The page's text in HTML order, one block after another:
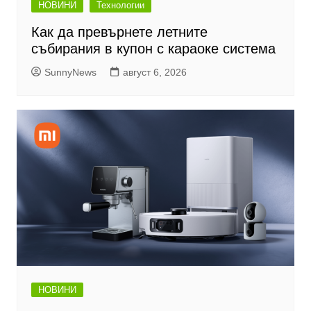
НОВИНИ Технологии
Как да превърнете летните
събирания в купон с караоке система
SunnyNews август 6, 2026
НОВИНИ